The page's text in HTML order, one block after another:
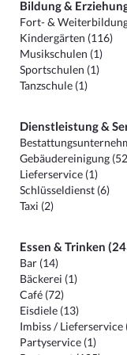
Bildung &
Fort- &
Kindergärten (116)
Musikschulen (1)
Sportschulen (1)
Tanzschule (1)
Dienstleistung &
Gebäudereinigung
Lieferservice (1)
Schlüsseldienst (6)
Taxi (2)
Essen & Trinken
Bar (14)
Bäckerei (1)
Café (72)
Eisdiele (13)
Imbiss / Lieferservice
Partyservice (1)